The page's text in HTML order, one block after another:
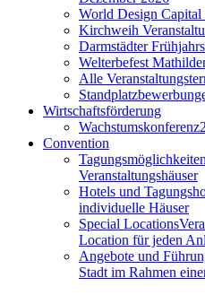
World Design Capital
Kirchweih
Darmstädter
Welterbefest
Alle
Wirtschaftsförderung
Wachstumskonferenz
Convention
Tagungsmöglichkeiten
Veranstaltungshäuser
Hotels und
individuelle Häuser
Special Locations
Location für jeden
Angebote und
Stadt im Rahmen